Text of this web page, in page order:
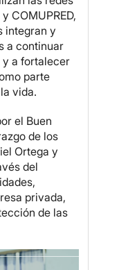
COMUPRED,
integran y
a continuar
y a fortalecer
parte
vida.
el Buen
de los
Ortega y
del
privada,
de las